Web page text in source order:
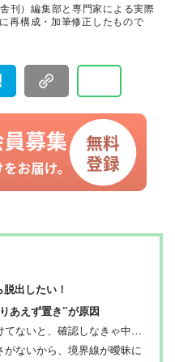
刊）編集部と専門家による実際
再構成・加筆修正したもので
出したい！
あえず置き”が原因
、確認しなきゃ中身が分からない
ないから、境界線が曖昧に